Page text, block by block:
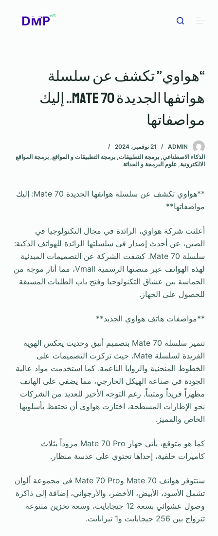
“هواوي” تكشف عن سلسلة
هواتفها الجديدة Mate 70.. إليك
مواصفاتها
ADMIN
21 نوفمبر، 2024
الذكاء الاصطناعي, برمجة التطبيقات, برمجة التطبيقات و المواقع, برمجة المواقع
الالكترونية, علوم البرمجة و الحداثة
**هواوي تكشف عن سلسلة هواتفها الجديدة Mate 70: إليك
مواصفاتها**
أعلنت شركة هواوي، الرائدة في مجال التكنولوجيا في
الصين، عن أحدث إصدار في سلسلتها الرائدة للهواتف الذكية:
سلسلة Mate 70. كشفت الشركة عن التصميمات المبدئية
لهذه الهواتف عبر منصتها الرسمية Vmall، مما أثار موجة من
الحماسة بين عشاق التكنولوجيا وفتح باب الطلبات المسبقة
للحصول على الجهاز.
**مواصفات هاتف هواوي الجديد**
تتميز سلسلة Mate 70 بتصميم أنيق وحديث يعكس الهوية
الفريدة لسلسلة Mate، حيث تركزت التصميمات على
الخطوط المنحنية والزوايا الناعمة. كما استخدمت مواد عالية
الجودة في صناعة الهيكل الخارجي، مما يضفي على الهاتف
مظهراً فريداً ومتيناً. رغم التوجه الأخير للعديد من الشركات
نحو الإطارات المسطحة، اختارت هواوي أن تحتفظ بأسلوبها
الخاص والمميز.
كما هو متوقع، يأتي جهاز Mate 70 Pro مزوداً بثلاث
كاميرات خلفية، إحداها تحتوي على عدسة منظار.
ستتوفر هواتف Mate 70 وMate 70 Pro في مجموعة ألوان
تشمل الأسود، الأبيض، الأخضر، والأرجواني، إضافة إلى ذاكرة
وصول عشوائي بسعة 12 جيجابايت، وسعة تخزين متنوعة
تترواح بين 256 جيجابايت و1 تيرابايت.